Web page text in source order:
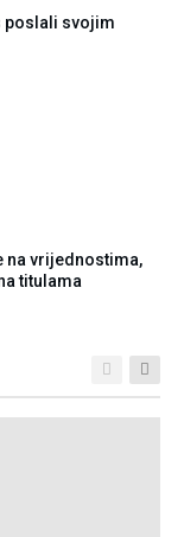
poslali svojim
na vrijednostima,
titulama